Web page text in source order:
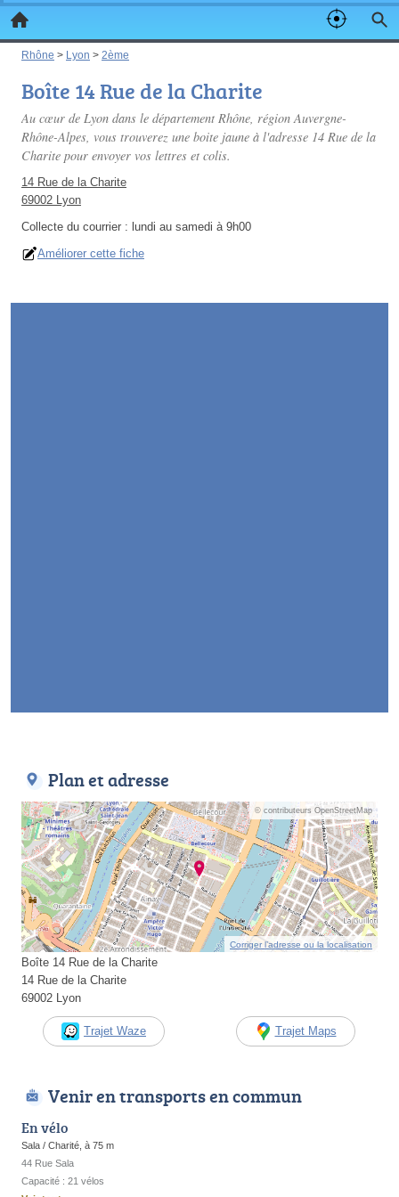
Rhône > Lyon > 2ème
Boîte 14 Rue de la Charite
Au cœur de Lyon dans le département Rhône, région Auvergne-
Rhône-Alpes, vous trouverez une boite jaune à l'adresse 14 Rue de la
Charite pour envoyer vos lettres et colis.
14 Rue de la Charite
69002 Lyon
Collecte du courrier : lundi au samedi à 9h00
Améliorer cette fiche
Plan et adresse
© contributeurs OpenStreetMap
Corriger l’adresse ou la localisation
Boîte 14 Rue de la Charite
14 Rue de la Charite
69002 Lyon
Trajet Waze Trajet Maps
Venir en transports en commun
En vélo
Sala / Charité, à 75 m
44 Rue Sala
Capacité : 21 vélos